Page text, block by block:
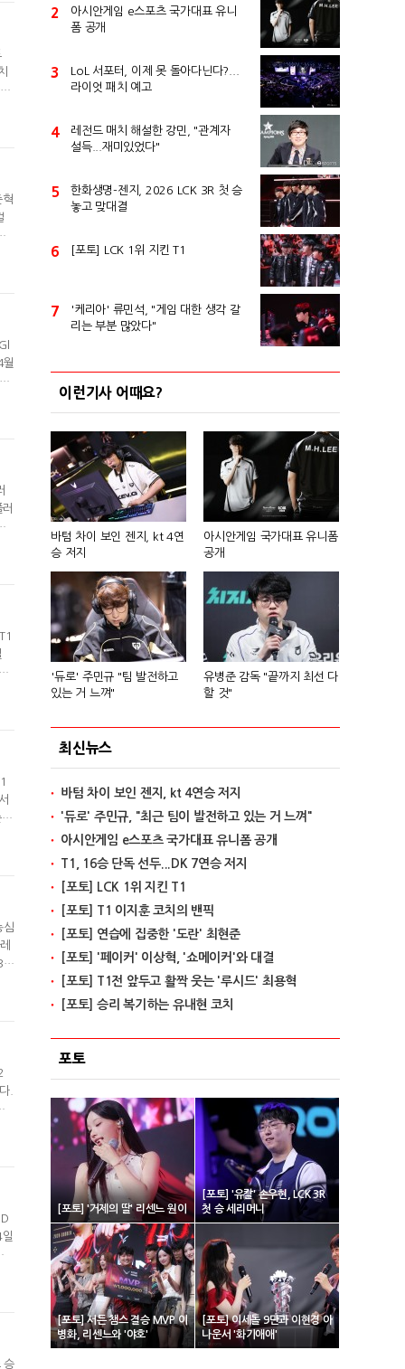
월
4
심
패
.
승
2
아시안게임 e스포츠 국가대표 유니
폼 공개
3
LoL 서포터, 이제 못 돌아다닌다?...
라이엇 패치 예고
4
레전드 매치 해설한 강민, "관계자
설득...재미있었다"
5
한화생명-젠지, 2026 LCK 3R 첫 승
놓고 맞대결
6 [포토] LCK 1위 지킨 T1
7
'케리아' 류민석, "게임 대한 생각 갈
리는 부분 많았다"
이런기사 어때요?
바텀 차이 보인 젠지, kt 4연
승 저지
아시안게임 국가대표 유니폼
공개
'듀로' 주민규 "팀 발전하고
있는 거 느껴"
유병준 감독 "끝까지 최선 다
할 것"
최신뉴스
바텀 차이 보인 젠지, kt 4연승 저지
'듀로' 주민규, "최근 팀이 발전하고 있는 거 느껴"
아시안게임 e스포츠 국가대표 유니폼 공개
T1, 16승 단독 선두...DK 7연승 저지
[포토] LCK 1위 지킨 T1
[포토] T1 이지훈 코치의 밴픽
[포토] 연습에 집중한 '도란' 최현준
[포토] '페이커' 이상혁, '쇼메이커'와 대결
[포토] T1전 앞두고 활짝 웃는 '루시드' 최용혁
[포토] 승리 복기하는 유내현 코치
포토
[포토] '거제의 딸' 리센느 원이
[포토] '유칼' 손우현, LCK 3R
첫 승 세리머니
[포토] 서든 챔스 결승 MVP 이
병화, 리센느와 '야호'
[포토] 이세돌 9단과 이현경 아
나운서 '화기애애'